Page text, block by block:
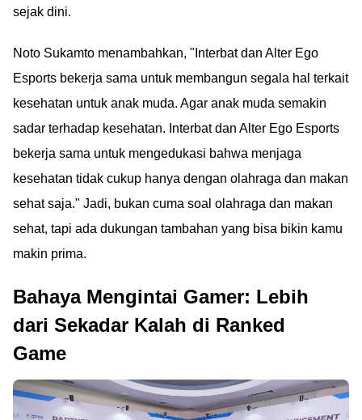
sejak dini.
Noto Sukamto menambahkan, "Interbat dan Alter Ego
Esports bekerja sama untuk membangun segala hal terkait
kesehatan untuk anak muda. Agar anak muda semakin
sadar terhadap kesehatan. Interbat dan Alter Ego Esports
bekerja sama untuk mengedukasi bahwa menjaga
kesehatan tidak cukup hanya dengan olahraga dan makan
sehat saja." Jadi, bukan cuma soal olahraga dan makan
sehat, tapi ada dukungan tambahan yang bisa bikin kamu
makin prima.
Bahaya Mengintai Gamer: Lebih
dari Sekadar Kalah di Ranked
Game